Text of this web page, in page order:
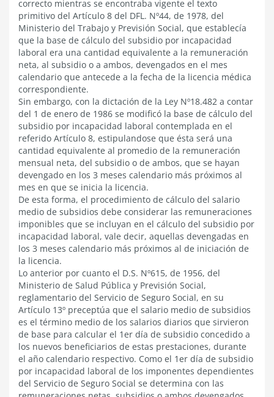
correcto mientras se encontraba vigente el texto
primitivo del Artículo 8 del DFL. Nº44, de 1978, del
Ministerio del Trabajo y Previsión Social, que establecía
que la base de cálculo del subsidio por incapacidad
laboral era una cantidad equivalente a la remuneración
neta, al subsidio o a ambos, devengados en el mes
calendario que antecede a la fecha de la licencia médica
correspondiente.
Sin embargo, con la dictación de la Ley Nº18.482 a contar
del 1 de enero de 1986 se modificó la base de cálculo del
subsidio por incapacidad laboral contemplada en el
referido Artículo 8, estipulandose que ésta será una
cantidad equivalente al promedio de la remuneración
mensual neta, del subsidio o de ambos, que se hayan
devengado en los 3 meses calendario más próximos al
mes en que se inicia la licencia.
De esta forma, el procedimiento de cálculo del salario
medio de subsidios debe considerar las remuneraciones
imponibles que se incluyan en el cálculo del subsidio por
incapacidad laboral, vale decir, aquellas devengadas en
los 3 meses calendario más próximos al de iniciación de
la licencia.
Lo anterior por cuanto el D.S. Nº615, de 1956, del
Ministerio de Salud Pública y Previsión Social,
reglamentario del Servicio de Seguro Social, en su
Artículo 13º preceptúa que el salario medio de subsidios
es el término medio de los salarios diarios que sirvieron
de base para calcular el 1er día de subsidio concedido a
los nuevos beneficiarios de estas prestaciones, durante
el año calendario respectivo. Como el 1er día de subsidio
por incapacidad laboral de los imponentes dependientes
del Servicio de Seguro Social se determina con las